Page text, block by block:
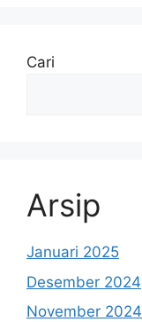
Cari
Arsip
Januari 2025
Desember 2024
November 2024